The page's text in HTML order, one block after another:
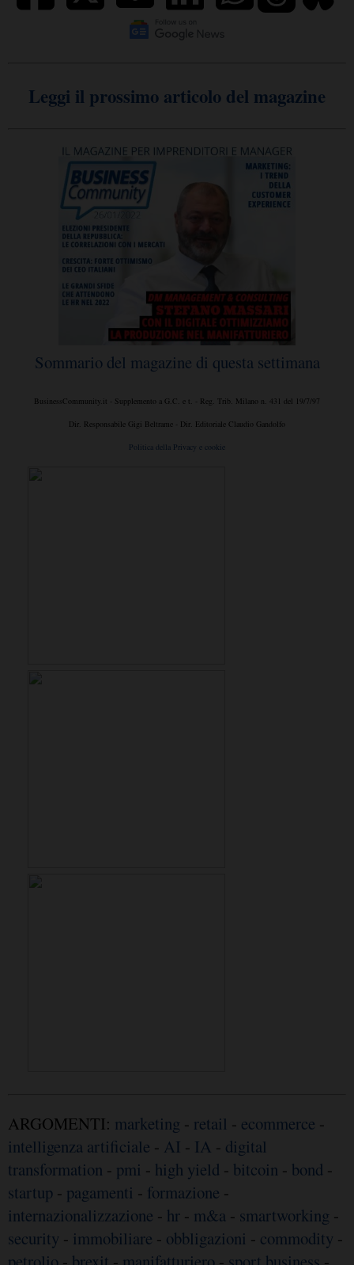
Leggi il prossimo articolo del magazine
Sommario del magazine di questa settimana
BusinessCommunity.it - Supplemento a G.C. e t. - Reg. Trib. Milano n. 431 del 19/7/97
Dir. Responsabile Gigi Beltrame - Dir. Editoriale Claudio Gandolfo
Politica della Privacy e cookie
ARGOMENTI: marketing - retail - ecommerce -
intelligenza artificiale - AI - IA - digital
transformation - pmi - high yield - bitcoin - bond -
startup - pagamenti - formazione -
internazionalizzazione - hr - m&a - smartworking -
security - immobiliare - obbligazioni - commodity -